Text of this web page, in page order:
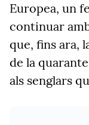
Europea, un
continuar
que, fins ara,
de la
als senglars